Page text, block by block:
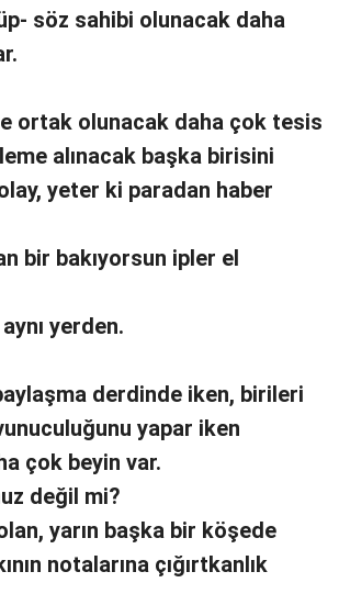
söz sahibi olunacak daha
ortak olunacak daha çok tesis
alınacak başka birisini
yeter ki paradan haber
bir bakıyorsun ipler el
yerden.
derdinde iken, birileri
yapar iken
çok beyin var.
değil mi?
yarın başka bir köşede
notalarına çığırtkanlık